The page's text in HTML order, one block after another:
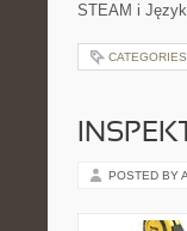
STEAM i
POSTED BY